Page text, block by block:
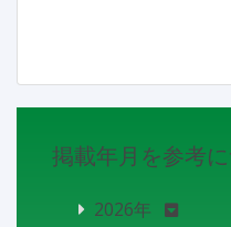
掲載年月を参考
2026年